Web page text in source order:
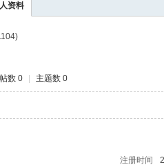
资料
数 0 主题数 0
注册时间